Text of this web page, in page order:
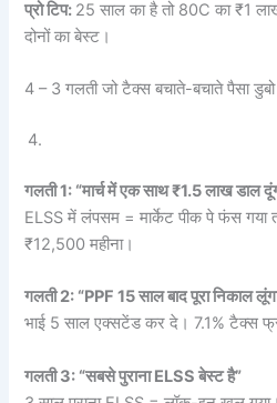
प्रो टिप: 25 साल का है तो 80C का ₹1
दोनों का बेस्ट।
4 – 3 गलती जो टैक्स बचाते-बचाते पैसा डुबो
गलती 1: “मार्च में एक साथ ₹1.5 लाख डाल
ELSS में लंपसम = मार्केट पीक पे फंस गया
₹12,500 महीना।
गलती 2: “PPF 15 साल बाद पूरा निकाल
भाई 5 साल एक्सटेंड कर दे। 7.1% टैक्स फ्री
गलती 3: “सबसे पुराना ELSS बेस्ट है”